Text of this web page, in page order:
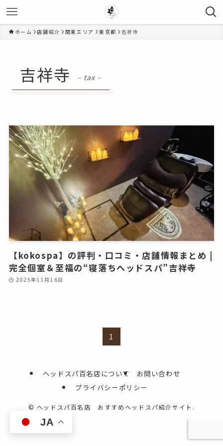
ホーム 店舗紹介 関東エリア 東京都 吉祥寺
吉祥寺 – tax –
【kokospa】の評判・口コミ・店舗情報まとめ |
完全個室＆至福の“寝落ちヘッドスパ”吉祥寺
2025年11月16日
1
ヘッドスパ百名店について
お問い合わせ
プライバシーポリシー
© ヘッドスパ百名店 おすすめヘッドスパ紹介サイト.
JA